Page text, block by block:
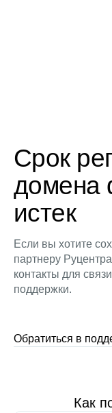
Срок
домена
истек
Если вы хотите
партнеру
контакты для
поддержки.
Обратиться в
Как